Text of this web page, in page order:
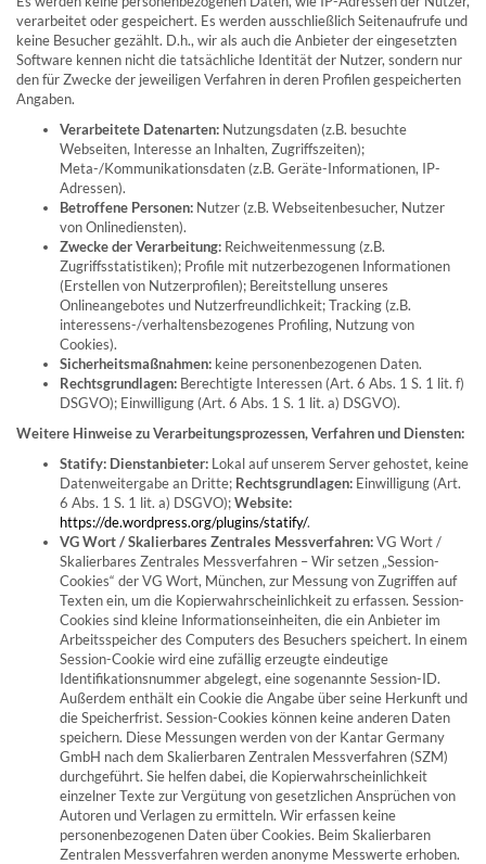
verarbeitet oder gespeichert. Es werden ausschließlich Seitenaufrufe und
keine Besucher gezählt. D.h., wir als auch die Anbieter der eingesetzten
Software kennen nicht die tatsächliche Identität der Nutzer, sondern nur
den für Zwecke der jeweiligen Verfahren in deren Profilen gespeicherten
Angaben.
Verarbeitete Datenarten: Nutzungsdaten (z.B. besuchte
Webseiten, Interesse an Inhalten, Zugriffszeiten);
Meta-/Kommunikationsdaten (z.B. Geräte-Informationen, IP-
Adressen).
Betroffene Personen: Nutzer (z.B. Webseitenbesucher, Nutzer
von Onlinediensten).
Zwecke der Verarbeitung: Reichweitenmessung (z.B.
Zugriffsstatistiken); Profile mit nutzerbezogenen Informationen
(Erstellen von Nutzerprofilen); Bereitstellung unseres
Onlineangebotes und Nutzerfreundlichkeit; Tracking (z.B.
interessens-/verhaltensbezogenes Profiling, Nutzung von
Cookies).
Sicherheitsmaßnahmen: keine personenbezogenen Daten.
Rechtsgrundlagen: Berechtigte Interessen (Art. 6 Abs. 1 S. 1 lit. f)
DSGVO); Einwilligung (Art. 6 Abs. 1 S. 1 lit. a) DSGVO).
Weitere Hinweise zu Verarbeitungsprozessen, Verfahren und Diensten:
Statify: Dienstanbieter: Lokal auf unserem Server gehostet, keine
Datenweitergabe an Dritte; Rechtsgrundlagen: Einwilligung (Art.
6 Abs. 1 S. 1 lit. a) DSGVO);Website:
https://de.wordpress.org/plugins/statify/.
VG Wort / Skalierbares Zentrales Messverfahren:VG Wort /
Skalierbares Zentrales Messverfahren – Wir setzen „Session-
Cookies“ der VG Wort, München, zur Messung von Zugriffen auf
Texten ein, um die Kopierwahrscheinlichkeit zu erfassen. Session-
Cookies sind kleine Informationseinheiten, die ein Anbieter im
Arbeitsspeicher des Computers des Besuchers speichert. In einem
Session-Cookie wird eine zufällig erzeugte eindeutige
Identifikationsnummer abgelegt, eine sogenannte Session-ID.
Außerdem enthält ein Cookie die Angabe über seine Herkunft und
die Speicherfrist. Session-Cookies können keine anderen Daten
speichern. Diese Messungen werden von der Kantar Germany
GmbH nach dem Skalierbaren Zentralen Messverfahren (SZM)
durchgeführt. Sie helfen dabei, die Kopierwahrscheinlichkeit
einzelner Texte zur Vergütung von gesetzlichen Ansprüchen von
Autoren und Verlagen zu ermitteln. Wir erfassen keine
personenbezogenen Daten über Cookies. Beim Skalierbaren
Zentralen Messverfahren werden anonyme Messwerte erhoben.